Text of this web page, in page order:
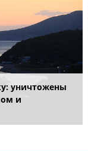
уничтожены
и